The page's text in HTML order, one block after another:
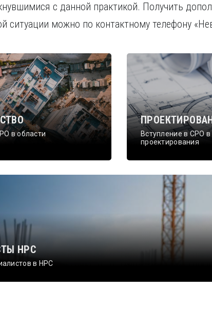
с данной практикой. Получить
ситуации можно по контактному телефону
в области
Вступление в СРО в
проектирования
НРС
в НРС